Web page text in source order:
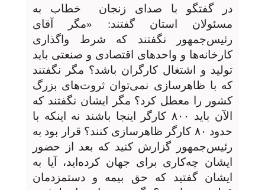
در گفتگو با صدای زنجان
خطاب به
مسئولان استان گفتند: «مگر آقای
رئیس‌جمهور نگفتند که شرط واگذاری
کارخانه‌ها و واحدهای اقتصادی و صنعتی باید
تولید و اشتغال کارگران باشد؟ مگر نگفتند
که با ظاهرسازی‌ نمی‌توان ثروت‌های بزرگ
کشور را معطل کرد؟ مگر ایشان نگفتند که
الآن باید ۸۰۰ کارگر اینجا باشند نه اینکه با
حدود ۸۰ کارگر ظاهرسازی کنند؟ قرار بود به
رئیس‌جمهور گزارش کنید که بعد از حضور
ایشان چه‌کاری برای جهان کرده‌اید، آیا به
ایشان گفتید که حق بیمه و دستمزدمان